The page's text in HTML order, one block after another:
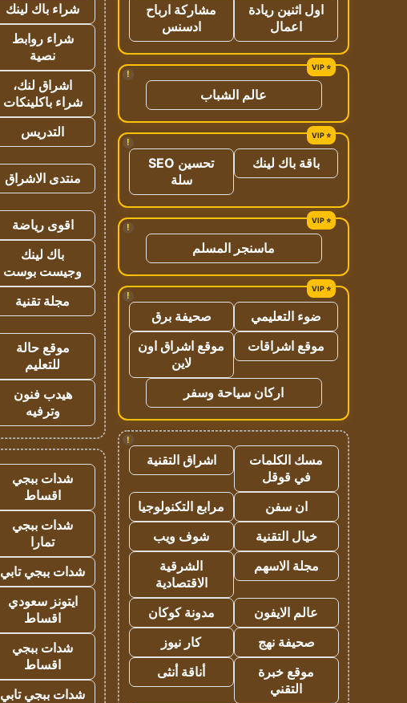
اول اثنين ريادة
اعمال
مشاركة ارباح
ادسنس
!
عالم الشباب
!
باقة باك لينك
تحسين SEO
سلة
!
ماسنجر المسلم
!
ضوء التعليمي
صحيفة برق
موقع اشراقات
موقع اشراق اون
لاين
اركان سياحة وسفر
!
مسك الكلمات
في قوقل
اشراق التقنية
ان سفن
مرابع التكنولوجيا
خيال التقنية
شوف ويب
مجلة الاسهم
الشرقية
الاقتصادية
عالم الايفون
مدونة كوكان
صحيفة نهج
كار نيوز
موقع خبرة
التقني
أناقة أنثى
شراء باك لينك
شراء روابط
نصية
اشراق لنك،
شراء باكلينكات
التدريس
منتدى الاشراق
اقوى رياضة
باك لينك
وجيست بوست
مجلة تقنية
موقع حالة
للتعليم
هيدب فنون
وترفيه
شدات ببجي
اقساط
شدات ببجي
تمارا
شدات ببجي تابي
ايتونز سعودي
اقساط
شدات ببجي
اقساط
شدات ببجي تابي